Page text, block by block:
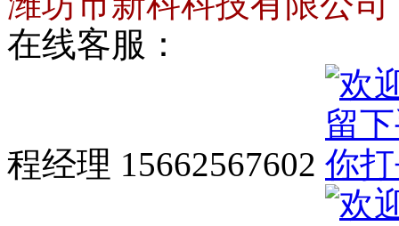
在线客服：
程经理 15662567602